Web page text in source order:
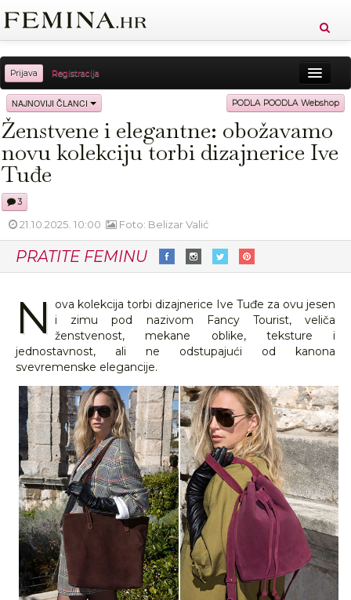
Prijava Registracija
Sreća Zdravlje Vitkost
Moda Ljubav Relax Putovanja Recepti
Proizvodi Cool
NAJNOVIJI ČLANCI PODLA POODLA Webshop
Ženstvene i elegantne: obožavamo
novu kolekciju torbi dizajnerice Ive
Tuđe
3
21.10.2025. 10:00 Foto: Belizar Valić
PRATITE FEMINU
N ova kolekcija torbi dizajnerice Ive Tuđe za ovu jesen
i zimu pod nazivom Fancy Tourist, veliča
ženstvenost, mekane oblike, teksture i
jednostavnost, ali ne odstupajući od kanona
svevremenske elegancije.